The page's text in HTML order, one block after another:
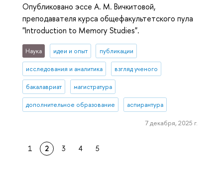
Опубликовано эссе А. М. Вичкитовой,
преподавателя курса общефакультетского пула
"Introduction to Memory Studies".
Наука идеи и опыт публикации
исследования и аналитика взгляд ученого
бакалавриат магистратура
дополнительное образование аспирантура
7 декабря, 2025 г.
1 2 3 4 5